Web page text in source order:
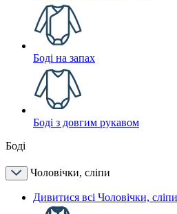
Боді на запах
Боді з довгим рукавом
Боді
Чоловічки, сліпи
Дивитися всі Чоловічки, сліпи